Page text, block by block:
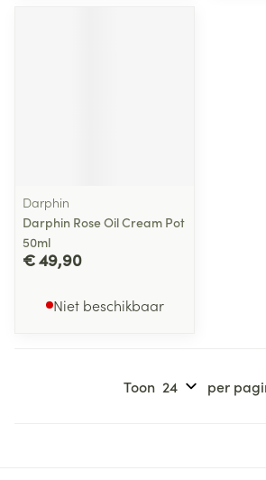
Darphin
Darphin Rose Oil Cream Pot
50ml
€ 49,90
Niet beschikbaar
Toon per